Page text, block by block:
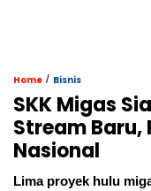
Home / Bisnis
SKK Migas
Stream
Nasional
Lima proyek hulu